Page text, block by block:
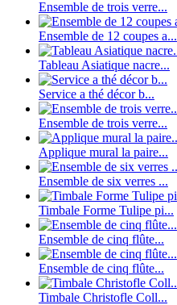
Ensemble de trois verre...
Ensemble de 12 coupes a...
Tableau Asiatique nacre...
Service a thé décor b...
Ensemble de trois verre...
Applique mural la paire...
Ensemble de six verres ...
Timbale Forme Tulipe pi...
Ensemble de cinq flûte...
Ensemble de cinq flûte...
Timbale Christofle Coll...